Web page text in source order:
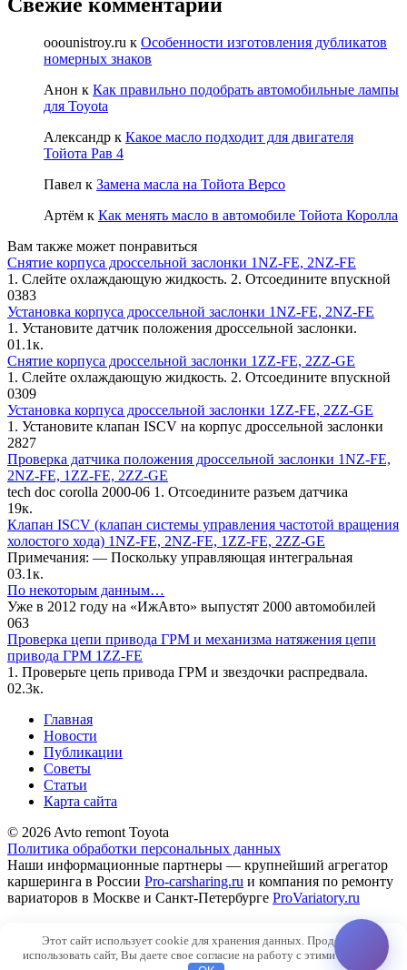
ooounistroy.ru к Особенности изготовления дубликатов
номерных знаков
Анон к Как правильно подобрать автомобильные лампы
для Toyota
Александр к Какое масло подходит для двигателя
Тойота Рав 4
Павел к Замена масла на Тойота Версо
Артём к Как менять масло в автомобиле Тойота Королла
Вам также может понравиться
Снятие корпуса дроссельной заслонки 1NZ-FE, 2NZ-FE
1. Слейте охлаждающую жидкость. 2. Отсоедините впускной
0383
Установка корпуса дроссельной заслонки 1NZ-FE, 2NZ-FE
1. Установите датчик положения дрос­сельной заслонки.
01.1к.
Снятие корпуса дроссельной заслонки 1ZZ-FE, 2ZZ-GE
1. Слейте охлаждающую жидкость. 2. Отсоедините впускной
0309
Установка корпуса дроссельной заслонки 1ZZ-FE, 2ZZ-GE
1. Установите клапан ISCV на корпус дроссельной заслонки
2827
Проверка датчика положения дроссельной заслонки 1NZ-FE,
2NZ-FE, 1ZZ-FE, 2ZZ-GE
tech doc corolla 2000-06 1. Отсоедините разъем датчика
19к.
Клапан ISCV (клапан системы управления частотой вращения
холостого хода) 1NZ-FE, 2NZ-FE, 1ZZ-FE, 2ZZ-GE
Примечания: — Поскольку управляющая инте­гральная
03.1к.
По некоторым данным…
Уже в 2012 году на «ИжАвто» выпустят 2000 автомобилей
063
Проверка цепи привода ГРМ и механизма натяжения цепи
привода ГРМ 1ZZ-FE
1. Проверьте цепь привода ГРМ и звездочки распредвала.
02.3к.
Главная
Новости
Публикации
Советы
Статьи
Карта сайта
© 2026 Avto remont Toyota
Политика обработки персональных данных
Наши информационные партнеры — крупнейший агрегатор
каршеринга в России Pro-carsharing.ru и компания по ремонту
вариаторов в Москве и Санкт-Петербурге ProVariatory.ru
Сео-продвижение и техническое сопровождение сайта
SiteNaWordpres.ru
Этот сайт использует cookie для хранения данных. Продолжая
использовать сайт, Вы даете свое согласие на работу с этими файлами.